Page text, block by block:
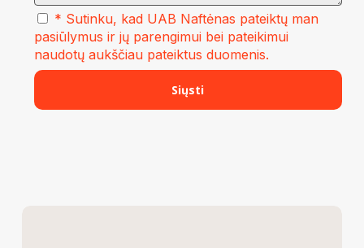
* Sutinku, kad UAB Naftėnas pateiktų man
pasiūlymus ir jų parengimui bei pateikimui
naudotų aukščiau pateiktus duomenis.